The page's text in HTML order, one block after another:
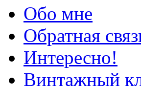
Обо мне
Обратная
Интересно!
Винтажный